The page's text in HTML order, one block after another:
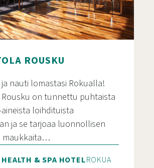
ROUSKU
nauti lomastasi Rokualla!
Rousku on tunnettu puhtaista
loihdituista
ja se tarjoaa luonnollisen
maukkaita…
& SPA HOTELROKUA